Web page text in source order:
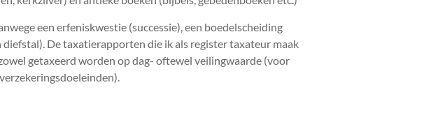
een erfeniskwestie (successie), een boedelscheiding
De taxatierapporten die ik als register taxateur maak
getaxeerd worden op dag- oftewel veilingwaarde (voor